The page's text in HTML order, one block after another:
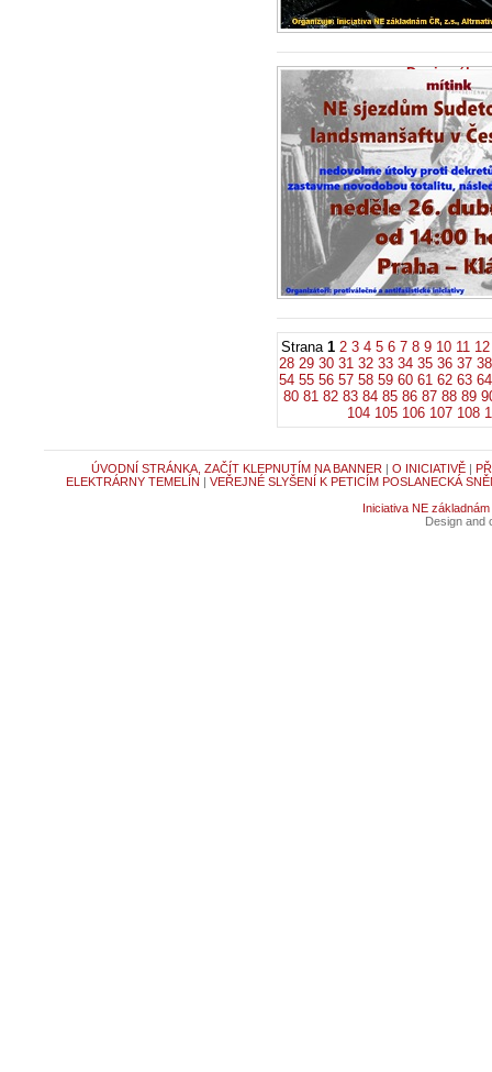
Dopis
sdružení v
21.4.2026 -
Vážený pane
května 2026...
Strana 1 2 3 4 5 6 7 8 9 10 11 12
28 29 30 31 32 33 34 35 36 37 38
54 55 56 57 58 59 60 61 62 63 64
80 81 82 83 84 85 86 87 88 89
104 105 106 107 108
ÚVODNÍ STRÁNKA, ZAČÍT KLEPNUTÍM NA BANNER | O INICIATIVĚ|
ELEKTRÁRNY TEMELÍN | VEŘEJNÉ SLYŠENÍ K PETICÍM POSLANECKÁ
Iniciativa NE základnám
Design and